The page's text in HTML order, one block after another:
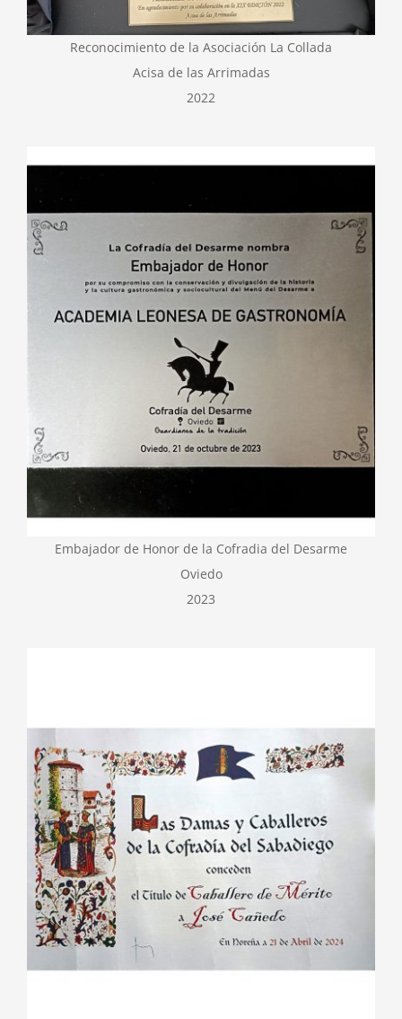
Reconocimiento de la Asociación La Collada
Acisa de las Arrimadas
2022
Embajador de Honor de la Cofradia del Desarme
Oviedo
2023